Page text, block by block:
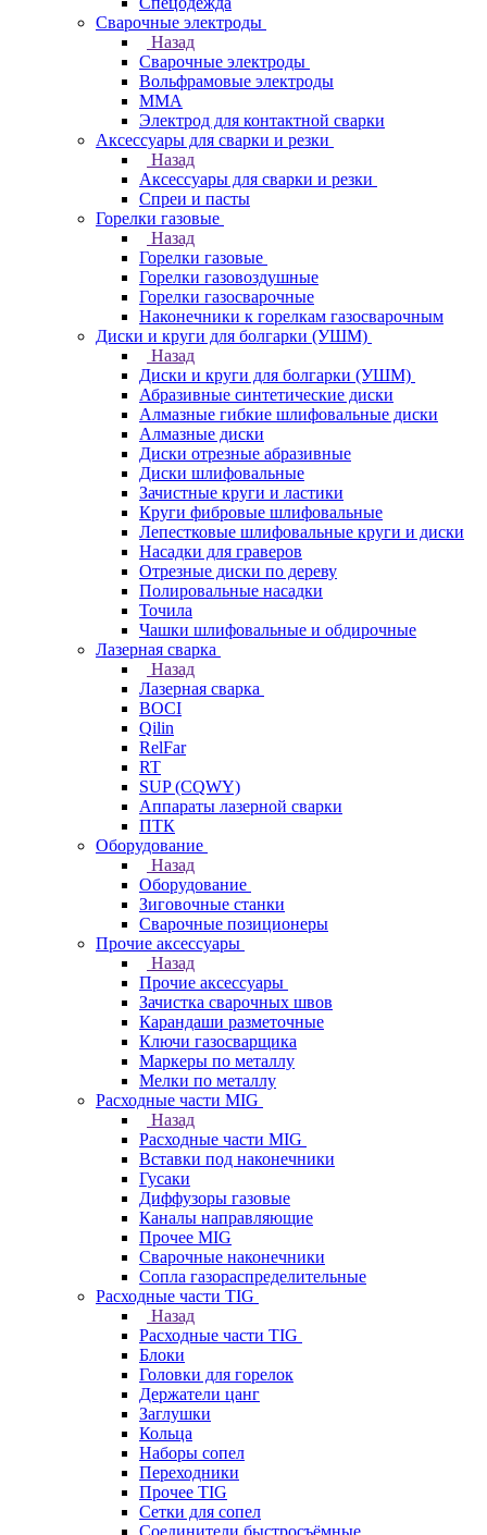
Сварочные электроды
Назад
Сварочные электроды
Вольфрамовые электроды
ММА
Электрод для контактной сварки
Аксессуары для сварки и резки
Назад
Аксессуары для сварки и резки
Спреи и пасты
Горелки газовые
Назад
Горелки газовые
Горелки газовоздушные
Горелки газосварочные
Наконечники к горелкам газосварочным
Диски и круги для болгарки (УШМ)
Назад
Диски и круги для болгарки (УШМ)
Абразивные синтетические диски
Алмазные гибкие шлифовальные диски
Алмазные диски
Диски отрезные абразивные
Диски шлифовальные
Зачистные круги и ластики
Круги фибровые шлифовальные
Лепестковые шлифовальные круги и диски
Насадки для граверов
Отрезные диски по дереву
Полировальные насадки
Точила
Чашки шлифовальные и обдирочные
Лазерная сварка
Назад
Лазерная сварка
BOCI
Qilin
RelFar
RT
SUP (CQWY)
Аппараты лазерной сварки
ПТК
Оборудование
Назад
Оборудование
Зиговочные станки
Сварочные позиционеры
Прочие аксессуары
Назад
Прочие аксессуары
Зачистка сварочных швов
Карандаши разметочные
Ключи газосварщика
Маркеры по металлу
Мелки по металлу
Расходные части MIG
Назад
Расходные части MIG
Вставки под наконечники
Гусаки
Диффузоры газовые
Каналы направляющие
Прочее MIG
Сварочные наконечники
Сопла газораспределительные
Расходные части TIG
Назад
Расходные части TIG
Блоки
Головки для горелок
Держатели цанг
Заглушки
Кольца
Наборы сопел
Переходники
Прочее TIG
Сетки для сопел
Соединители быстросъёмные